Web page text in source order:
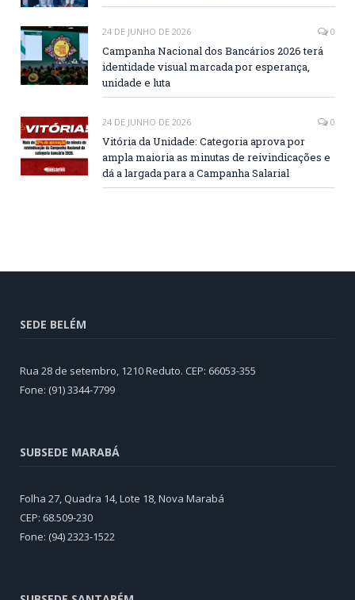
24 DE JUNHO DE 2026 0
Campanha Nacional dos Bancários 2026 terá
identidade visual marcada por esperança,
unidade e luta
24 DE JUNHO DE 2026 0
Vitória da Unidade: Categoria aprova por
ampla maioria as minutas de reivindicações e
dá a largada para a Campanha Salarial
SEDE BELÉM
Rua 28 de setembro, 1210 Reduto. CEP: 66053-355
Fone: (91) 3344-7799
SUBSEDE MARABÁ
Folha 27, Quadra 14, Lote 18, Nova Marabá
CEP: 68.509-230
Fone: (94) 2323-1522